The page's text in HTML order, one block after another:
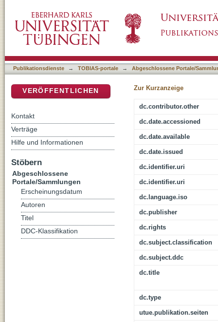
Publikationsdienste → TOBIAS-portale → Abgeschlossene Portale/
Zur Kurzanzeige
dc.contributor.other
dc.date.accessioned
dc.date.available
dc.date.issued
dc.identifier.uri
dc.identifier.uri
dc.language.iso
dc.publisher
dc.rights
dc.subject.classification
dc.subject.ddc
dc.title
dc.type
utue.publikation.seiten
VERÖFFENTLICHEN
Kontakt
Verträge
Hilfe und Informationen
Stöbern
Abgeschlossene
Portale/Sammlungen
Erscheinungsdatum
Autoren
Titel
DDC-Klassifikation